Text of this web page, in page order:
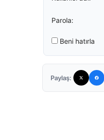
Parola:
Beni hatırla
Paylaş: